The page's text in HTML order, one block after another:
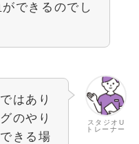
できるのでし
スタジオU
トレーナー
はあり
のやり
きる場